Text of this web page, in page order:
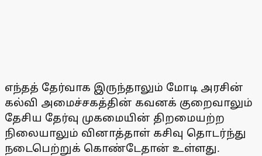
எந்தத் தேர்வாக இருந்தாலும் மோடி அரசின்
கல்வி அமைச்சகத்தின் கவனக் குறைவாலும்
தேசிய தேர்வு முகமையின் திறமையற்ற
நிலையாலும் வினாத்தாள் கசிவு தொடர்ந்து
நடைபெற்றுக் கொண்டேதான் உள்ளது.